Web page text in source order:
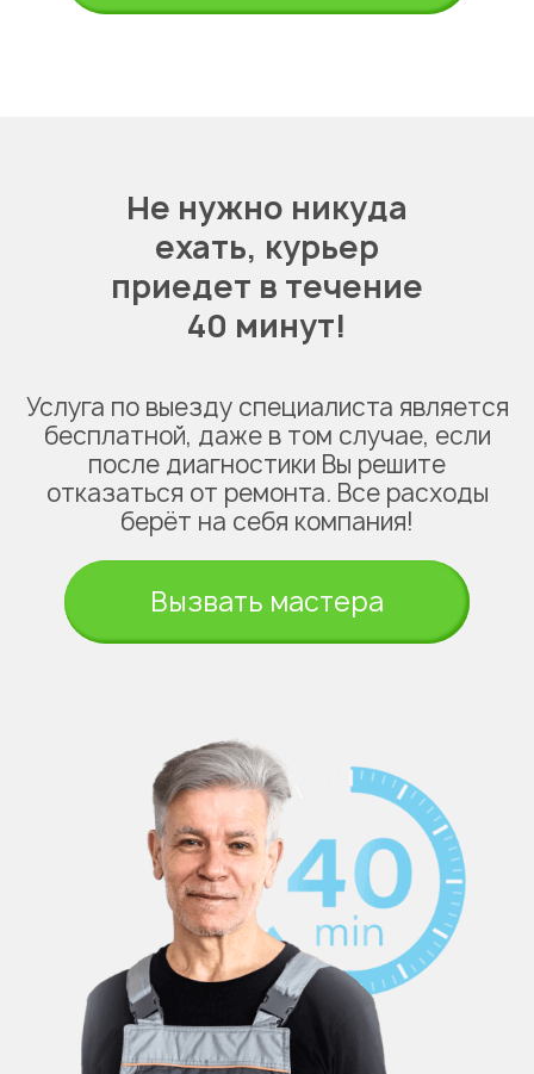
Не нужно никуда
ехать, курьер
приедет в течение
40 минут!
Услуга по выезду специалиста является
бесплатной, даже в том случае, если
после диагностики Вы решите
отказаться от ремонта. Все расходы
берёт на себя компания!
Вызвать мастера
города
Астана